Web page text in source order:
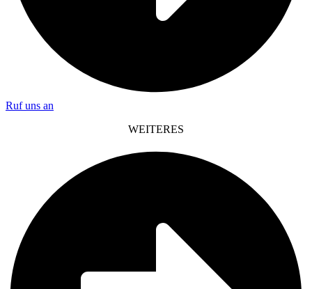
Ruf uns an
WEITERES